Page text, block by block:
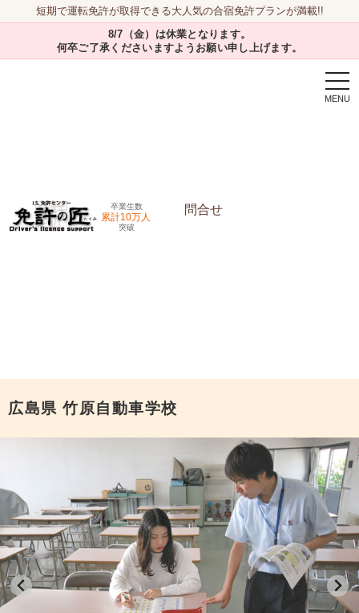
短期で運転免許が取得できる大人気の合宿免許プランが満載!!
8/7（金）は休業となります。
何卒ご了承くださいますようお願い申し上げます。
卒業生数
累計10万人
突破
問合せ
広島県 竹原自動車学校